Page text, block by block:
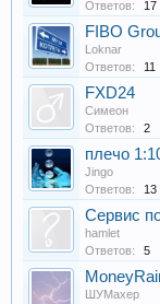
Ответов:
17
FIBO
Loknar
Ответов:
11
FXD24
Симеон
Ответов:
2
плечо
Jingo
Ответов:
13
Сервис
hamlet
Ответов:
5
ШУМахер